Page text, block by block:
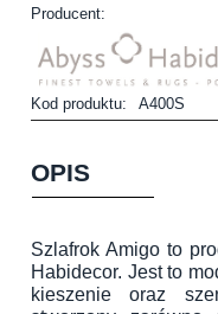
Producent:
Kod produktu: A400S
OPIS
Szlafrok Amigo to
Habidecor. Jest to
kieszenie oraz